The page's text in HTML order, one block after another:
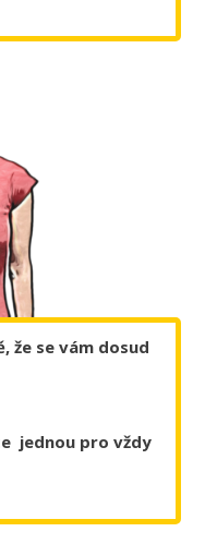
že se vám dosud
jednou pro vždy